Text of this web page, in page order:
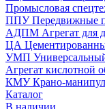
Промысловая
ППУ Передвижные
АДПМ Агрегат для
ЦА
УМП
Агрегат кислотной
КМУ Крано-
Каталог
В наличии